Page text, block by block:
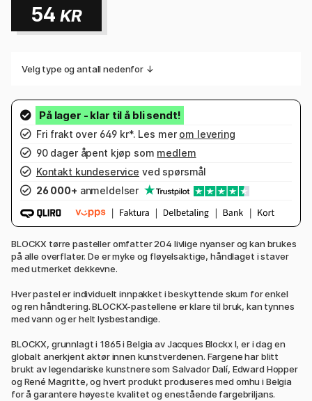
54 KR
Velg type og antall nedenfor ↓
Fri frakt over 649 kr*. Les mer om levering
90 dager åpent kjøp som medlem
Kontakt kundeservice ved spørsmål
26 000+ anmeldelser
BLOCKX tørre pasteller omfatter 204 livlige nyanser og kan brukes
på alle overflater. De er myke og fløyelsaktige, håndlaget i staver
med utmerket dekkevne.
Hver pastel er individuelt innpakket i beskyttende skum for enkel
og ren håndtering. BLOCKX-pastellene er klare til bruk, kan tynnes
med vann og er helt lysbestandige.
BLOCKX, grunnlagt i 1865 i Belgia av Jacques Blockx I, er i dag en
globalt anerkjent aktør innen kunstverdenen. Fargene har blitt
brukt av legendariske kunstnere som Salvador Dalí, Edward Hopper
og René Magritte, og hvert produkt produseres med omhu i Belgia
for å garantere høyeste kvalitet og enestående fargebriljans.